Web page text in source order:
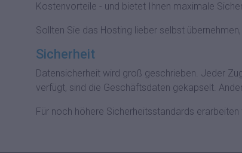
Kostenvorteile - und bietet Ihnen maximale
Sollten Sie das Hosting lieber selbst
Sicherheit
Datensicherheit wird groß geschrieben. Jeder
verfügt, sind die Geschäftsdaten gekapselt.
Für noch höhere Sicherheitsstandards